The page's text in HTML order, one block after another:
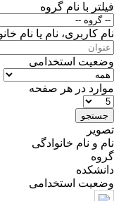
فیلتر با نام گروه
نام کاربرى، نام یا نام
وضعیت استخدامی
موارد در هر صفحه
تصویر
نام و نام خانوادگی
گروه
دانشکده
وضعیت استخدامی